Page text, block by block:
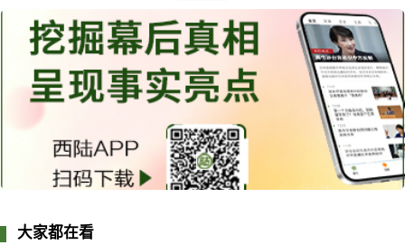
大家都在看